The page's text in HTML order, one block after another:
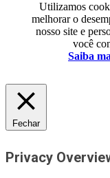
Utilizamos
melhorar o
nosso site e
você
Saiba
Fechar
Privacy